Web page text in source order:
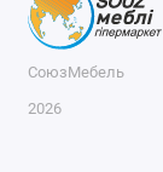
СоюзМебель
2026